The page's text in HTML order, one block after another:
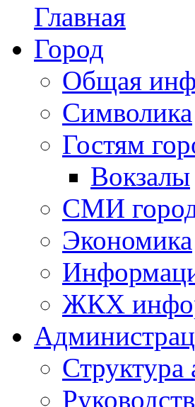
Главная
Город
Общая
Символика
Гостям
Вокзалы
СМИ
Экономика
ЖКХ
Структура